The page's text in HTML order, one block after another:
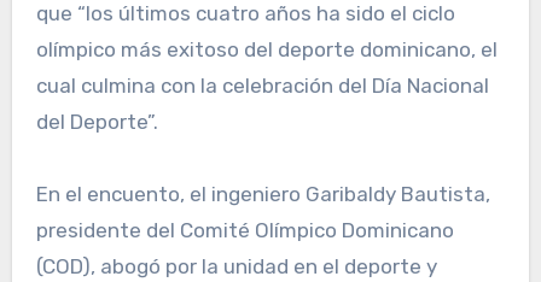
que “los últimos cuatro años ha sido el ciclo
olímpico más exitoso del deporte dominicano, el
cual culmina con la celebración del Día Nacional
del Deporte”.
En el encuento, el ingeniero Garibaldy Bautista,
presidente del Comité Olímpico Dominicano
(COD), abogó por la unidad en el deporte y